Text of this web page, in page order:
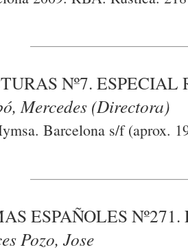
Nº7. ESPECIAL
Mercedes (Directora)
Barcelona s/f (aprox.
ESPAÑOLES
Pozo, Jose